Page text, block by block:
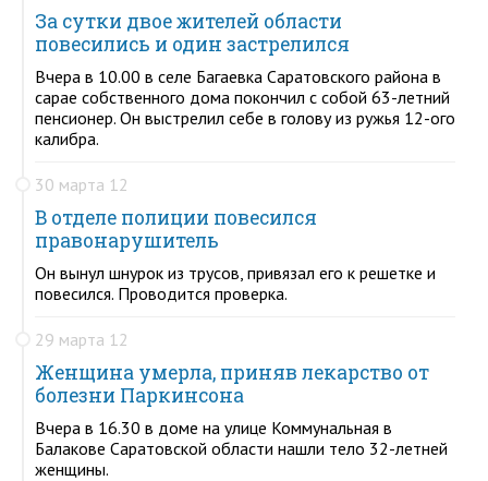
За сутки двое жителей области
повесились и один застрелился
Вчера в 10.00 в селе Багаевка Саратовского района в
сарае собственного дома покончил с собой 63-летний
пенсионер. Он выстрелил себе в голову из ружья 12-ого
калибра.
30 марта 12
В отделе полиции повесился
правонарушитель
Он вынул шнурок из трусов, привязал его к решетке и
повесился. Проводится проверка.
29 марта 12
Женщина умерла, приняв лекарство от
болезни Паркинсона
Вчера в 16.30 в доме на улице Коммунальная в
Балакове Саратовской области нашли тело 32-летней
женщины.